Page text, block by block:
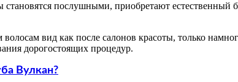
послушными, приобретают естественный
вид как после салонов красоты, только
дорогостоящих процедур.
Вулкан?